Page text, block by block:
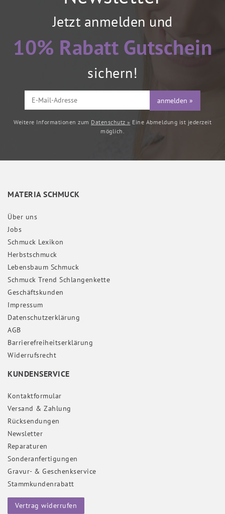
Jetzt anmelden und
10% Rabatt Gutschein
sichern!
anmelden »
Weitere Informationen zum Datenschutz » Eine Abmeldung ist jederzeit
möglich.
MATERIA SCHMUCK
Über uns
Jobs
Schmuck Lexikon
Herbstschmuck
Lebensbaum Schmuck
Schmuck Trend Schlangenkette
Geschäftskunden
Impressum
Daten­schutz­erklärung
AGB
Barrierefreiheitserklärung
Widerrufs­recht
KUNDENSERVICE
Kontaktformular
Versand & Zahlung
Rücksendungen
Newsletter
Reparaturen
Sonderanfertigungen
Gravur- & Geschenkservice
Stammkundenrabatt
Vertrag widerrufen